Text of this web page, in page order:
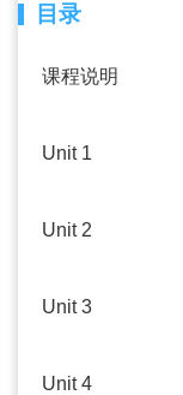
目录
课程说明
Unit 1
Unit 2
Unit 3
Unit 4